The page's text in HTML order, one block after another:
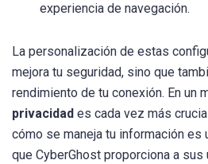
experiencia de navegación.
La personalización de estas
mejora tu seguridad, sino que
rendimiento de tu conexión. En un
privacidad es cada vez más
cómo se maneja tu información es
que CyberGhost proporciona a sus